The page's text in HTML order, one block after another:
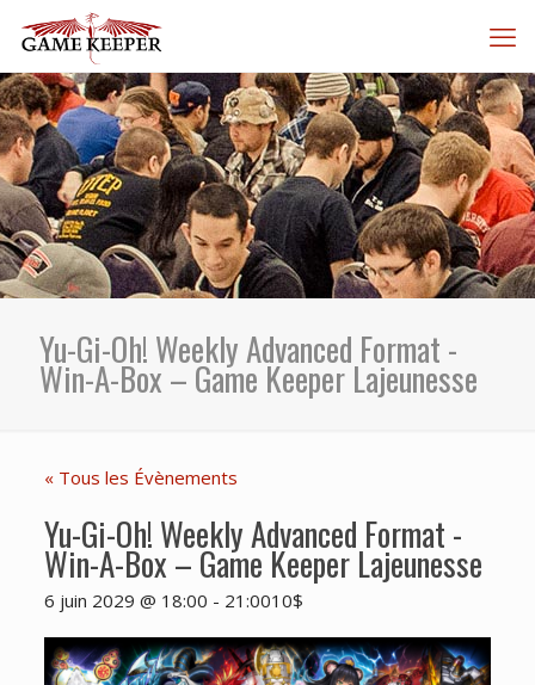
Yu-Gi-Oh! Weekly Advanced Format -
Win-A-Box – Game Keeper Lajeunesse
« Tous les Évènements
Yu-Gi-Oh! Weekly Advanced Format -
Win-A-Box – Game Keeper Lajeunesse
6 juin 2029 @ 18:00 - 21:0010$